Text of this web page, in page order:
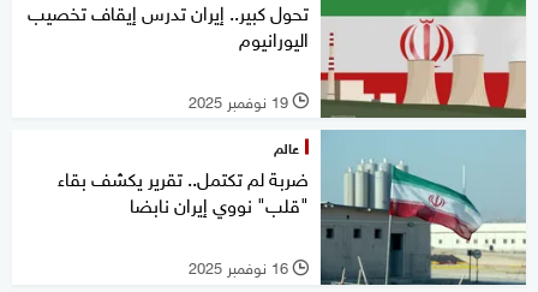
تحول كبير.. إيران تدرس إيقاف تخصيب
اليورانيوم
l 19 نوفمبر 2025
عالم
ضربة لم تكتمل.. تقرير يكشف بقاء
"قلب" نووي إيران نابضا
l 16 نوفمبر 2025